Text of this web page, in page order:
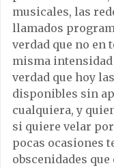
musicales, las
llamados
verdad que no en
misma intensidad
verdad que hoy
disponibles sin
cualquiera, y
si quiere velar
pocas ocasiones
obscenidades